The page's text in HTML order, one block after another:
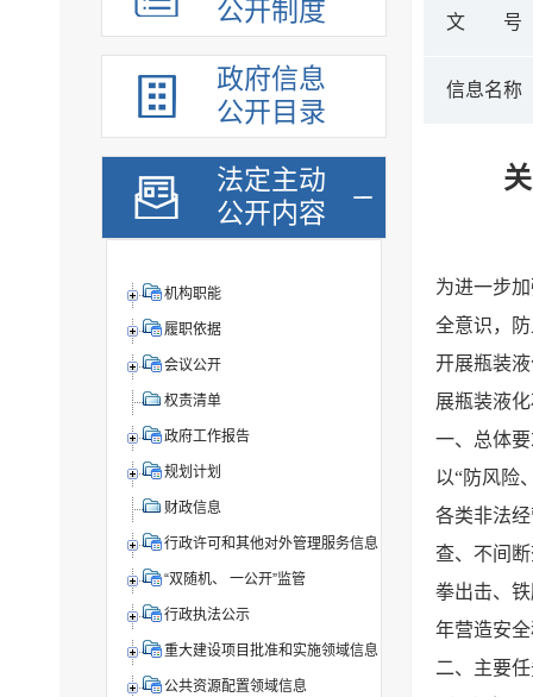
公开制度
政府信息
公开目录
法定主动
公开内容
机构职能
履职依据
会议公开
权责清单
政府工作报告
规划计划
财政信息
行政许可和其他对外管理服务信息
“双随机、 一公开”监管
行政执法公示
重大建设项目批准和实施领域信息
公共资源配置领域信息
文 号
信息名称
为进一步
全意识，
开展瓶装
展瓶装液
一、总体
以“防风险
各类非法
查、不间
拳出击、
年营造安
二、主要